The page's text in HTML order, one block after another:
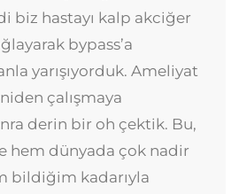
biz hastayı kalp akciğer
bypass’a
yarışıyorduk. Ameliyat
çalışmaya
derin bir oh çektik. Bu,
hem dünyada çok nadir
bildiğim kadarıyla